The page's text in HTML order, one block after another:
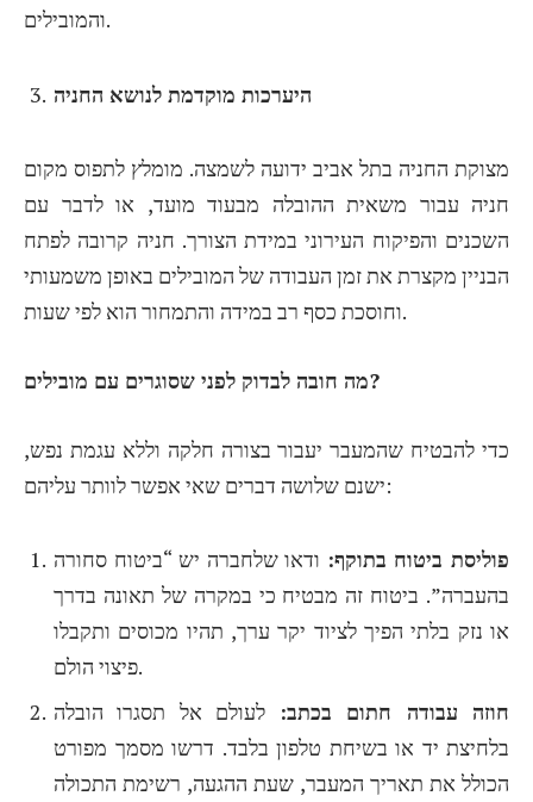
והמובילים.
היערכות מוקדמת לנושא החניה
מצוקת החניה בתל אביב ידועה לשמצה. מומלץ לתפוס מקום
חניה עבור משאית ההובלה מבעוד מועד, או לדבר עם
השכנים והפיקוח העירוני במידת הצורך. חניה קרובה לפתח
הבניין מקצרת את זמן העבודה של המובילים באופן משמעותי
וחוסכת כסף רב במידה והתמחור הוא לפי שעות.
מה חובה לבדוק לפני שסוגרים עם מובילים?
כדי להבטיח שהמעבר יעבור בצורה חלקה וללא עגמת נפש,
ישנם שלושה דברים שאי אפשר לוותר עליהם:
פוליסת ביטוח בתוקף: ודאו שלחברה יש “ביטוח סחורה
בהעברה”. ביטוח זה מבטיח כי במקרה של תאונה בדרך
או נזק בלתי הפיך לציוד יקר ערך, תהיו מכוסים ותקבלו
פיצוי הולם.
חוזה עבודה חתום בכתב: לעולם אל תסגרו הובלה
בלחיצת יד או בשיחת טלפון בלבד. דרשו מסמך מפורט
הכולל את תאריך המעבר, שעת ההגעה, רשימת התכולה